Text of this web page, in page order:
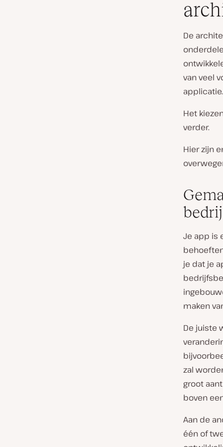
De
van veel
applicatie.
Het
verder.
Hier zijn
Je app is
je dat je
maken
De juiste
zal
groot
boven
Aan de
één of